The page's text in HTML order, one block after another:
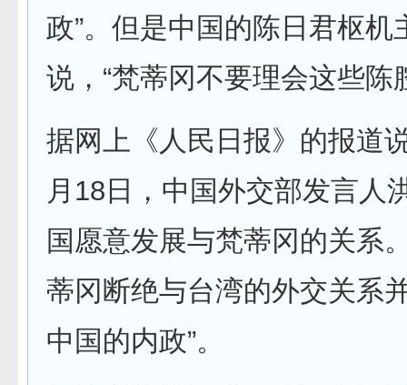
政”。但是中国的陈日君枢机
说，“梵蒂冈不要理会这些陈
据网上《人民日报》的报道
月18日，中国外交部发言人
国愿意发展与梵蒂冈的关系
蒂冈断绝与台湾的外交关系
中国的内政”。